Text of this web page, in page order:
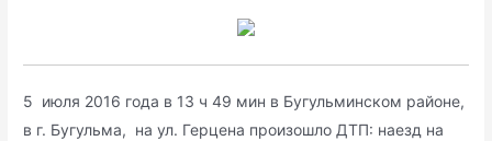
5 июля 2016 года в 13 ч 49 мин в Бугульминском районе,
в г. Бугульма, на ул. Герцена произошло ДТП: наезд на